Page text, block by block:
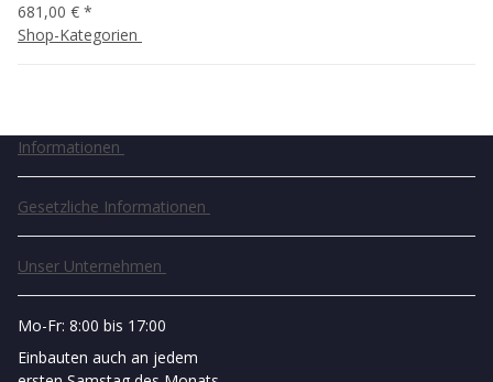
681,00 € *
Shop-Kategorien
Informationen
Gesetzliche Informationen
Unser Unternehmen
Mo-Fr: 8:00 bis 17:00
Einbauten auch an jedem